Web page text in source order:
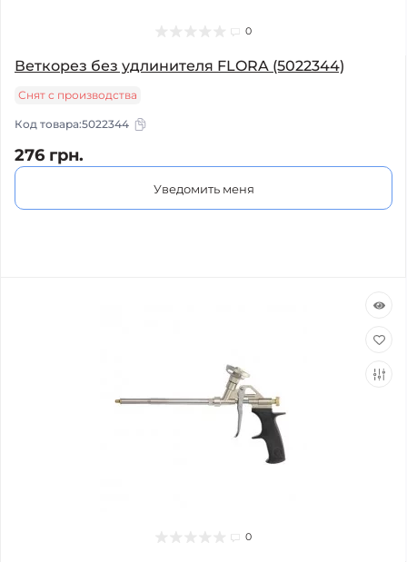
0
Веткорез без удлинителя FLORA (5022344)
Снят с производства
Код товара:5022344
276 грн.
Уведомить меня
0